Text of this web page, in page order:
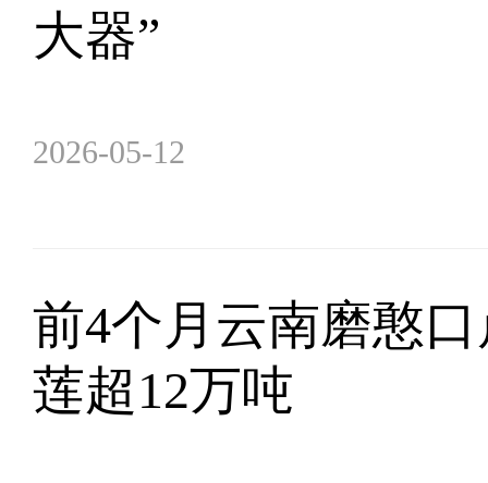
大器”
2026-05-12
前4个月云南磨憨
莲超12万吨